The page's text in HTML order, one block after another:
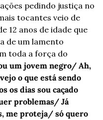
pedindo justiça no
tocantes veio de
12 anos de idade que
de um lamento
toda a força do
um jovem negro/ Ah,
o que está sendo
os dias sou caçado
problemas/ Já
me proteja/ só quero